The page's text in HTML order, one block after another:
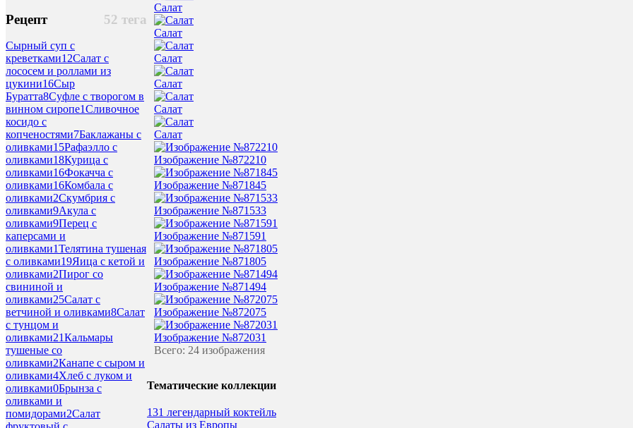
52 тега
Рецепт
Сырный суп с
креветками12Салат с
лососем и роллами из
цукини16Сыр
Буратта8Суфле с творогом в
винном сиропе1Сливочное
косидо с
копченостями7Баклажаны с
оливками15Рафаэлло с
оливками18Курица с
оливками16Фокачча с
оливками16Комбала с
оливками2Скумбрия с
оливками9Акула с
оливками9Перец с
каперсами и
оливками1Телятина тушеная
с оливками19Яица с кетой и
оливками2Пирог со
свининой и
оливками25Салат с
ветчиной и оливками8Салат
с тунцом и
оливками21Кальмары
тушеные со
оливками2Канапе с сыром и
оливками4Хлеб с луком и
оливками0Брынза с
оливками и
помидорами2Салат
Салат
Салат
Салат
Салат
Салат
Салат
Изображение №872210
Изображение №871845
Изображение №871533
Изображение №871591
Изображение №871805
Изображение №871494
Изображение №872075
Изображение №872031
Всего: 24 изображения
Тематические коллекции
131 легендарный коктейль
Салаты из Европы